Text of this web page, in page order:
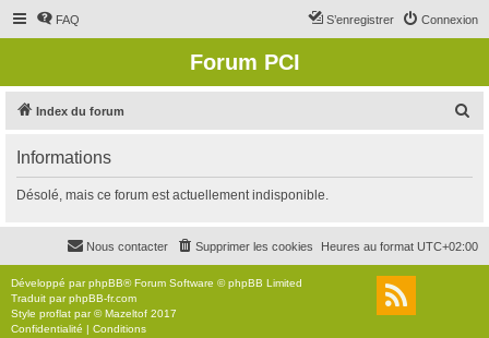
FAQ Connexion
S’enregistrer
Forum PCI
Index du forum
r
c
Informations
Désolé, mais ce forum est actuellement indisponible.
Heures au format UTC+02:00
Supprimer les cookies
Nous contacter
Développé parphpBB® Forum Software © phpBB Limited
Traduit parphpBB-fr.com
Style proflat par ©Mazeltof 2017
Confidentialité | Conditions